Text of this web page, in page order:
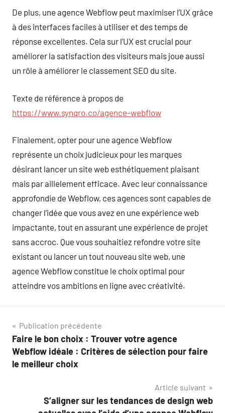
De plus, une agence Webflow peut maximiser l’UX grâce
à des interfaces faciles à utiliser et des temps de
réponse excellentes. Cela sur l’UX est crucial pour
améliorer la satisfaction des visiteurs mais joue aussi
un rôle à améliorer le classement SEO du site.
Texte de référence à propos de
https://www.synqro.co/agence-webflow
Finalement, opter pour une agence Webflow
représente un choix judicieux pour les marques
désirant lancer un site web esthétiquement plaisant
mais par aillelement efficace. Avec leur connaissance
approfondie de Webflow, ces agences sont capables de
changer l’idée que vous avez en une expérience web
impactante, tout en assurant une expérience de projet
sans accroc. Que vous souhaitiez refondre votre site
existant ou lancer un tout nouveau site web, une
agence Webflow constitue le choix optimal pour
atteindre vos ambitions en ligne avec créativité.
Navigation
de
l’article
Publication précédente
Faire le bon choix : Trouver votre agence
Webflow idéale : Critères de sélection pour faire
le meilleur choix
Article suivant
S’aligner sur les tendances de design web